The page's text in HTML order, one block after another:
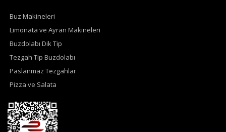
Buz Makineleri
Limonata ve Ayran Makineleri
Buzdolabı Dik Tip
Tezgah Tip Buzdolabı
Paslanmaz Tezgahlar
Pizza ve Salata